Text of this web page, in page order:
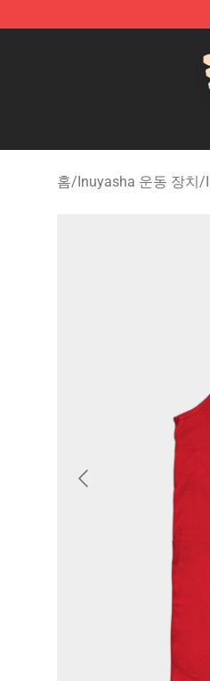
Inuyasha Store -
홈/Inuyasha 운동 장치/